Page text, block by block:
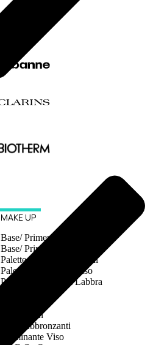
MAKE UP
Base/ Primer Occhi
Base/ Primer Viso
Palette E Cofanetti Occhi
Palette E Cofanetti Viso
Palette E Cofanetti Labbra
Fard/Blush
Terre Abbronzanti
Illuminante Viso